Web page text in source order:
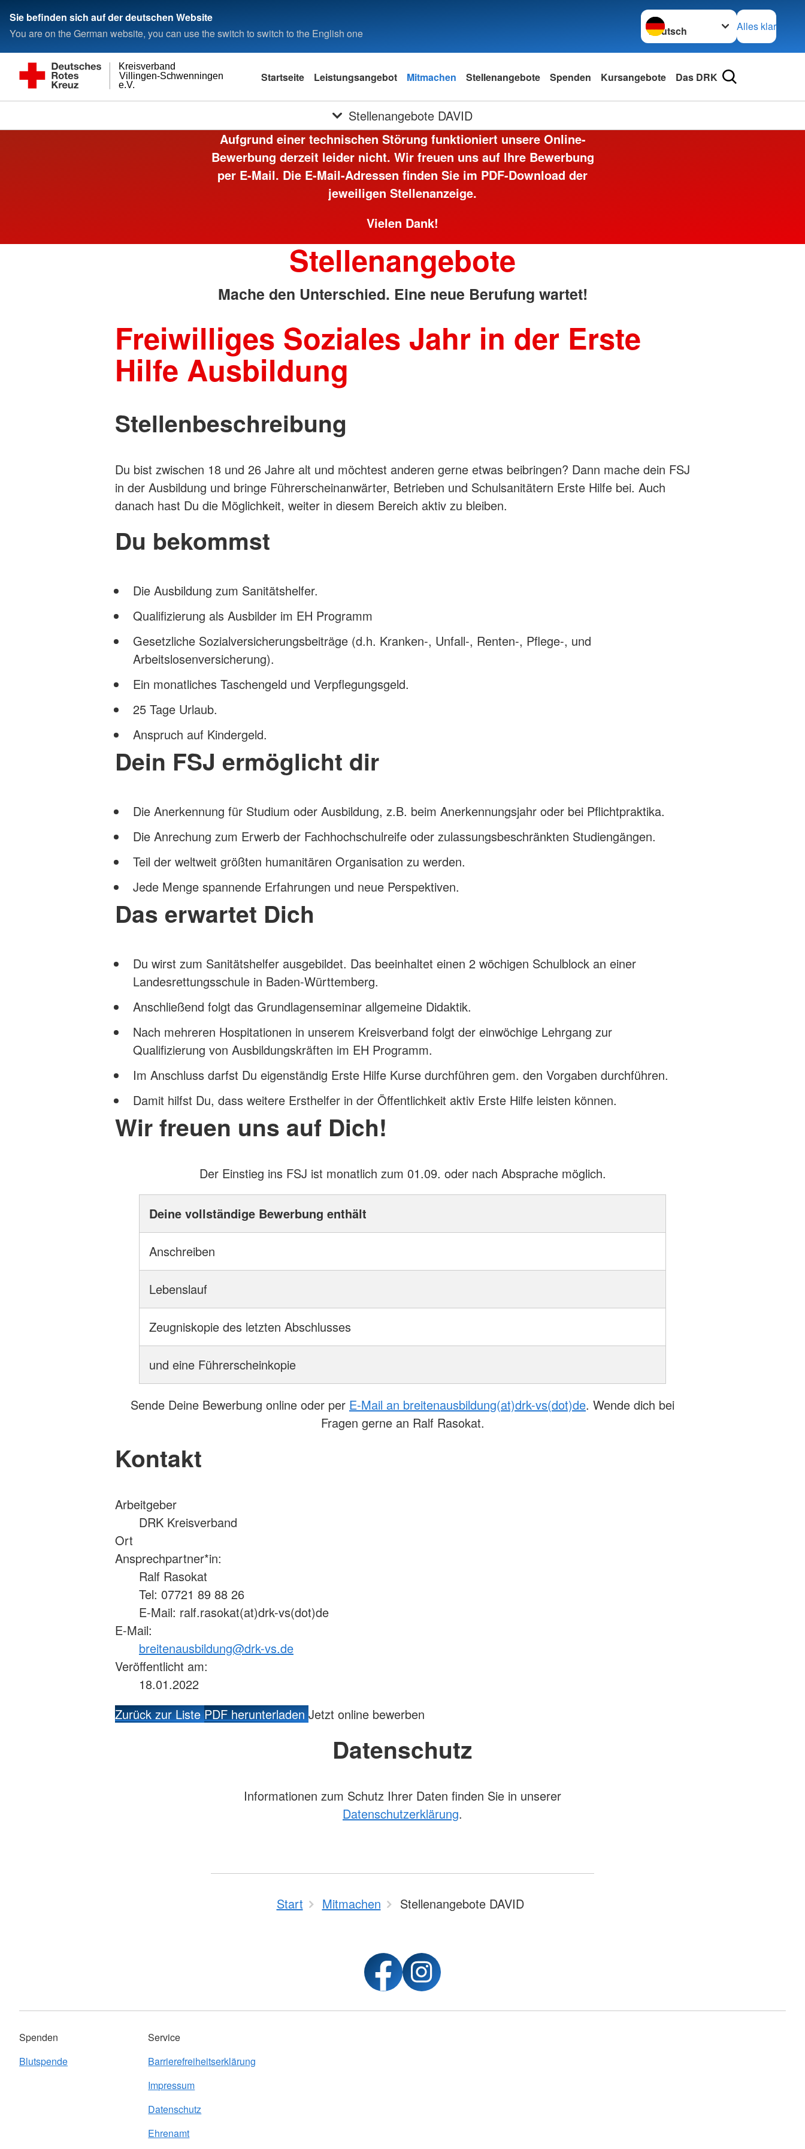
Sie befinden sich auf der deutschen Website
You are on the German website, you can use the switch to switch to the English one
Sprache wechseln zu
Alles klar
e.V.
Villingen-Schwenningen
Kreisverband
Startseite Leistungsangebot Mitmachen Stellenangebote Spenden Kursangebote Das DRK
Stellenangebote DAVID
Aufgrund einer technischen Störung funktioniert unsere Online-
Bewerbung derzeit leider nicht. Wir freuen uns auf Ihre Bewerbung
per E-Mail. Die E-Mail-Adressen finden Sie im PDF-Download der
jeweiligen Stellenanzeige.
Vielen Dank!
Stellenangebote
Mache den Unterschied. Eine neue Berufung wartet!
Freiwilliges Soziales Jahr in der Erste
Hilfe Ausbildung
Stellenbeschreibung
Du bist zwischen 18 und 26 Jahre alt und möchtest anderen gerne etwas beibringen? Dann mache dein FSJ
in der Ausbildung und bringe Führerscheinanwärter, Betrieben und Schulsanitätern Erste Hilfe bei. Auch
danach hast Du die Möglichkeit, weiter in diesem Bereich aktiv zu bleiben.
Du bekommst
Die Ausbildung zum Sanitätshelfer.
Qualifizierung als Ausbilder im EH Programm
Gesetzliche Sozialversicherungsbeiträge (d.h. Kranken-, Unfall-, Renten-, Pflege-, und
Arbeitslosenversicherung).
Ein monatliches Taschengeld und Verpflegungsgeld.
25 Tage Urlaub.
Anspruch auf Kindergeld.
Dein FSJ ermöglicht dir
Die Anerkennung für Studium oder Ausbildung, z.B. beim Anerkennungsjahr oder bei Pflichtpraktika.
Die Anrechung zum Erwerb der Fachhochschulreife oder zulassungsbeschränkten Studiengängen.
Teil der weltweit größten humanitären Organisation zu werden.
Jede Menge spannende Erfahrungen und neue Perspektiven.
Das erwartet Dich
Du wirst zum Sanitätshelfer ausgebildet. Das beeinhaltet einen 2 wöchigen Schulblock an einer
Landesrettungsschule in Baden-Württemberg.
Anschließend folgt das Grundlagenseminar allgemeine Didaktik.
Nach mehreren Hospitationen in unserem Kreisverband folgt der einwöchige Lehrgang zur
Qualifizierung von Ausbildungskräften im EH Programm.
Im Anschluss darfst Du eigenständig Erste Hilfe Kurse durchführen gem. den Vorgaben durchführen.
Damit hilfst Du, dass weitere Ersthelfer in der Öffentlichkeit aktiv Erste Hilfe leisten können.
Wir freuen uns auf Dich!
Der Einstieg ins FSJ ist monatlich zum 01.09. oder nach Absprache möglich.
Deine vollständige Bewerbung enthält
Anschreiben
Lebenslauf
Zeugniskopie des letzten Abschlusses
und eine Führerscheinkopie
Sende Deine Bewerbung online oder per E-Mail an breitenausbildung(at)drk-vs(dot)de. Wende dich bei
Fragen gerne an Ralf Rasokat.
Kontakt
Arbeitgeber
DRK Kreisverband
Ort
Ansprechpartner*in:
Ralf Rasokat
Tel: 07721 89 88 26
E-Mail: ralf.rasokat(at)drk-vs(dot)de
E-Mail:
breitenausbildung@drk-vs.de
Veröffentlicht am:
18.01.2022
Zurück zur ListePDF herunterladenJetzt online bewerben
Datenschutz
Informationen zum Schutz Ihrer Daten finden Sie in unserer
Datenschutzerklärung.
Start Mitmachen Stellenangebote DAVID
Spenden
Blutspende
Service
Barrierefreiheitserklärung
Impressum
Datenschutz
Ehrenamt